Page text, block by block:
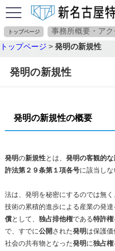
toggle
トップページ 事務所概要・アク
トップページ >発明の新規性
発明の新規性
発明の新規性の概要
発明の新規性とは、 発明の客観的な
許法第２９条第１項各号に該当しな
法は、発明を秘密にするのでは無く
技術の累積的進歩による産業の発達
償として、 独占排他権である特許権
で、すでに公開 された発明 は保護
社会の共有物となった発明 に独占権